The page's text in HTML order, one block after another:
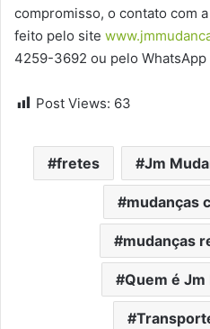
compromisso, o contato com
feito pelo site
4259-3692 ou pelo WhatsApp
Post Views: 63
fretes Jm
mudanças
mudanças
Quem é